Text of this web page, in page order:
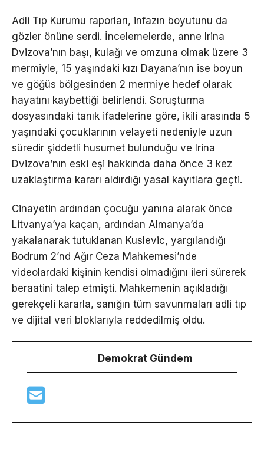
Adli Tıp Kurumu raporları, infazın boyutunu da
gözler önüne serdi. İncelemelerde, anne Irina
Dvizova’nın başı, kulağı ve omzuna olmak üzere 3
mermiyle, 15 yaşındaki kızı Dayana’nın ise boyun
ve göğüs bölgesinden 2 mermiye hedef olarak
hayatını kaybettiği belirlendi. Soruşturma
dosyasındaki tanık ifadelerine göre, ikili arasında 5
yaşındaki çocuklarının velayeti nedeniyle uzun
süredir şiddetli husumet bulunduğu ve Irina
Dvizova’nın eski eşi hakkında daha önce 3 kez
uzaklaştırma kararı aldırdığı yasal kayıtlara geçti.
Cinayetin ardından çocuğu yanına alarak önce
Litvanya’ya kaçan, ardından Almanya’da
yakalanarak tutuklanan Kuslevic, yargılandığı
Bodrum 2’nd Ağır Ceza Mahkemesi’nde
videolardaki kişinin kendisi olmadığını ileri sürerek
beraatini talep etmişti. Mahkemenin açıkladığı
gerekçeli kararla, sanığın tüm savunmaları adli tıp
ve dijital veri bloklarıyla reddedilmiş oldu.
Demokrat Gündem